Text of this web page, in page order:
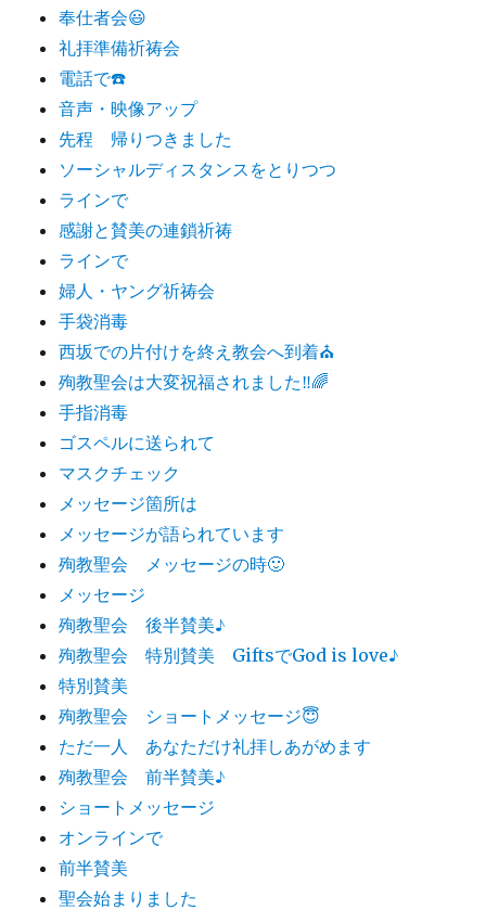
奉仕者会😃
礼拝準備祈祷会
電話で☎️
音声・映像アップ
先程 帰りつきました
ソーシャルディスタンスをとりつつ
ラインで
感謝と賛美の連鎖祈祷
ラインで
婦人・ヤング祈祷会
手袋消毒
西坂での片付けを終え教会へ到着⛪️
殉教聖会は大変祝福されました‼️🌈
手指消毒
ゴスペルに送られて
マスクチェック
メッセージ箇所は
メッセージが語られています
殉教聖会 メッセージの時🙂
メッセージ
殉教聖会 後半賛美♪
殉教聖会 特別賛美 GiftsでGod is love♪
特別賛美
殉教聖会 ショートメッセージ😇
ただ一人 あなただけ礼拝しあがめます
殉教聖会 前半賛美♪
ショートメッセージ
オンラインで
前半賛美
聖会始まりました